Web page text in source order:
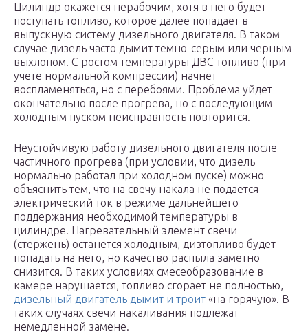
Цилиндр окажется нерабочим, хотя в него будет
поступать топливо, которое далее попадает в
выпускную систему дизельного двигателя. В таком
случае дизель часто дымит темно-серым или черным
выхлопом. С ростом температуры ДВС топливо (при
учете нормальной компрессии) начнет
воспламеняться, но с перебоями. Проблема уйдет
окончательно после прогрева, но с последующим
холодным пуском неисправность повторится.
Неустойчивую работу дизельного двигателя после
частичного прогрева (при условии, что дизель
нормально работал при холодном пуске) можно
объяснить тем, что на свечу накала не подается
электрический ток в режиме дальнейшего
поддержания необходимой температуры в
цилиндре. Нагревательный элемент свечи
(стержень) останется холодным, дизтопливо будет
попадать на него, но качество распыла заметно
снизится. В таких условиях смесеобразование в
камере нарушается, топливо сгорает не полностью,
дизельный двигатель дымит и троит «на горячую». В
таких случаях свечи накаливания подлежат
немедленной замене.